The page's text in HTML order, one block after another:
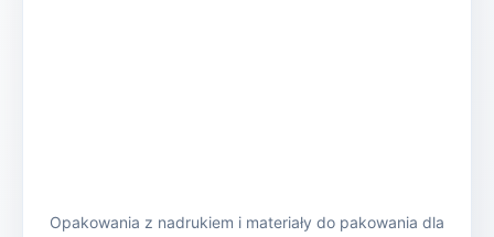
Opakowania z nadrukiem i materiały do pakowania dla